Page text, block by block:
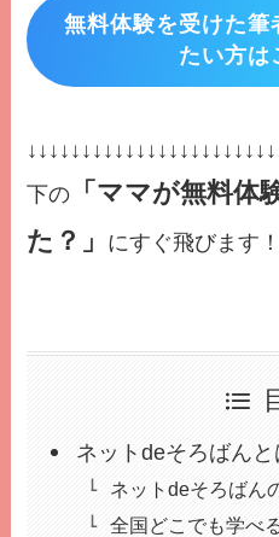
無料体験を受けた筆
たい方は
下の
「ママが無料体
た？」
にすぐ飛びます！
ネットdeそろばんと
ネットdeそろばん
全国どこでも学べ